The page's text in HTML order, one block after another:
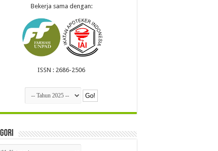
Bekerja sama dengan:
ISSN : 2686-2506